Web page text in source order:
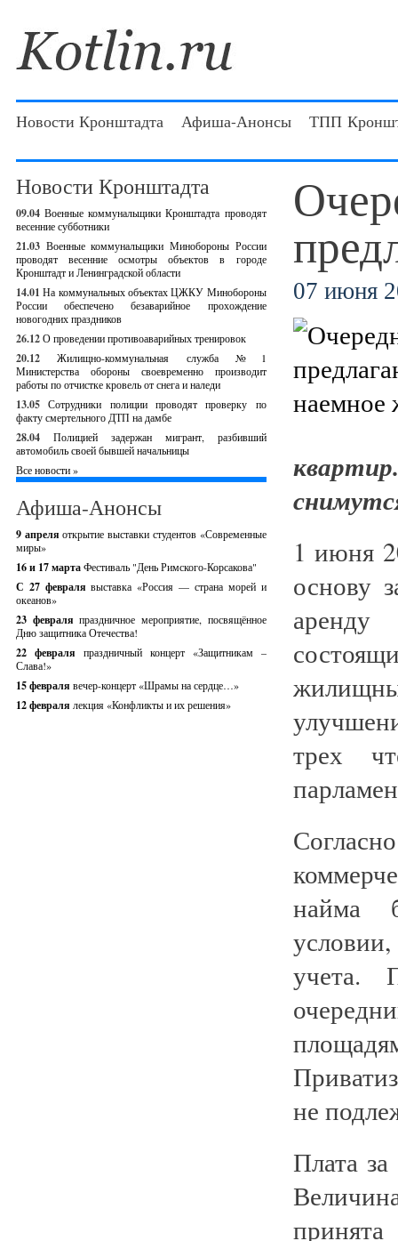
Новости Кронштадта Афиша-Анонсы ТПП
Новости Кронштадта
09.04 Военные коммунальщики Кронштадта проводят
весенние субботники
21.03 Военные коммунальщики Минобороны России
проводят весенние осмотры объектов в городе
Кронштадт и Ленинградской области
14.01 На коммунальных объектах ЦЖКУ Минобороны
России обеспечено безаварийное прохождение
новогодних праздников
26.12О проведении противоаварийных тренировок
20.12
Жилищно-коммунальная служба №1
Министерства обороны своевременно производит
работы по отчистке кровель от снега и наледи
13.05 Сотрудники полиции проводят проверку по
факту смертельного ДТП на дамбе
28.04
Полицией задержан мигрант, разбивший
автомобиль своей бывшей начальницы
Все новости »
Афиша-Анонсы
9 апреляоткрытие выставки студентов «Современные
миры»
16 и 17 мартаФестиваль "День Римского-Корсакова"
С 27 февралявыставка «Россия — страна морей и
океанов»
23 февраляпраздничное мероприятие, посвящённое
Дню защитника Отечества!
22 февраля праздничный концерт «Защитникам –
Слава!»
15 февраля вечер-концерт «Шрамы на сердце…»
12 февраля лекция «Конфликты и их решения»
07 июня
1 июня
основу
трех
найма
учета.
не
Плата